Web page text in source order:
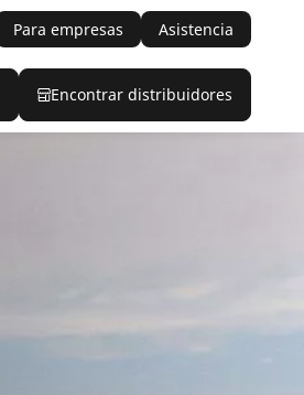
Para empresas Asistencia
Encontrar distribuidores